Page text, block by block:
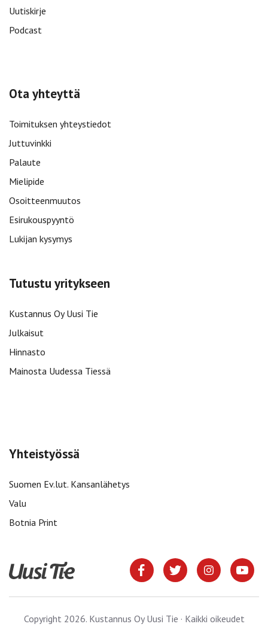
Uutiskirje
Podcast
Ota yhteyttä
Toimituksen yhteystiedot
Juttuvinkki
Palaute
Mielipide
Osoitteenmuutos
Esirukouspyyntö
Lukijan kysymys
Tutustu yritykseen
Kustannus Oy Uusi Tie
Julkaisut
Hinnasto
Mainosta Uudessa Tiessä
Yhteistyössä
Suomen Ev.lut. Kansanlähetys
Valu
Botnia Print
Copyright 2026. Kustannus Oy Uusi Tie · Kaikki oikeudet